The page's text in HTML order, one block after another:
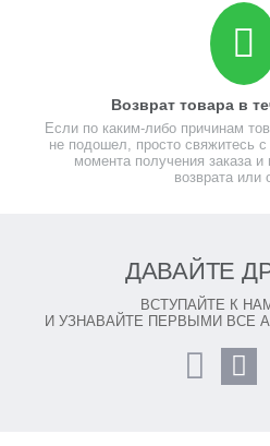
Возврат товара в
Если по каким-либо причинам
не подошел, просто свяжитесь
момента получения заказа
возврата или
ДАВАЙТЕ
ВСТУПАЙТЕ К
И УЗНАВАЙТЕ ПЕРВЫМИ ВСЕ